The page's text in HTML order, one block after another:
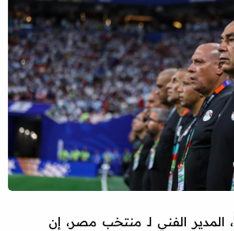
، المدير الفني لـ منتخب مصر، إن